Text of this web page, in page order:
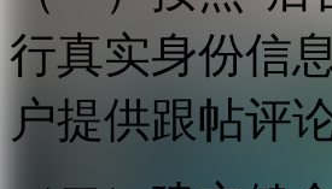
行真实身份信
户提供跟帖评